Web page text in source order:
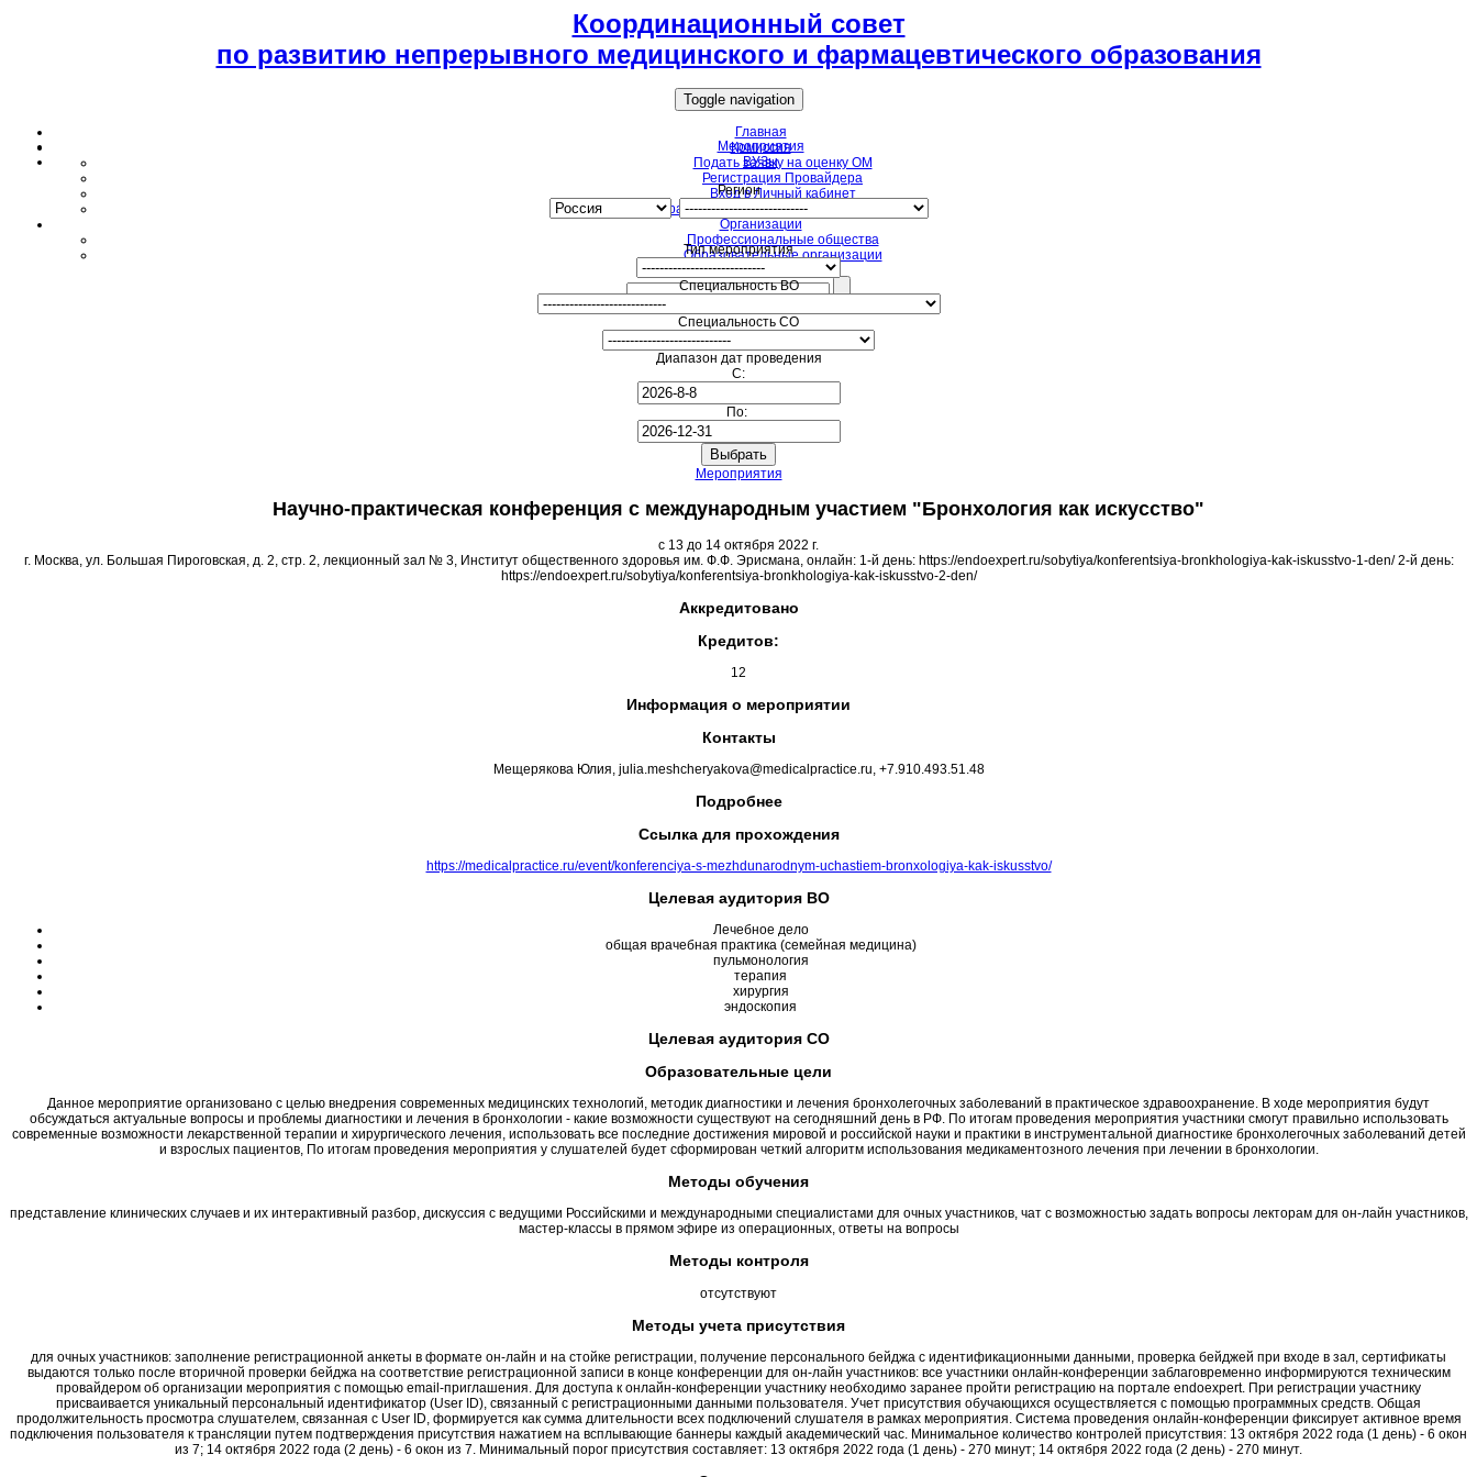
Координационный совет
по развитию непрерывного медицинского и фармацевтического образования
Toggle navigation
Главная
Комиссия
Подать заявку на оценку ОМ
Регистрация Провайдера
Вход в Личный кабинет
Образовательные мероприятия для НМО
Организации
Профессиональные общества
Образовательные организации
Мероприятия
ВУЗы
Регион
Тип мероприятия
Специальность ВО
Специальность СО
Диапазон дат проведения
С:
По:
Мероприятия
Научно-практическая конференция с международным участием "Бронхология как искусство"
c 13 до 14 октября 2022 г.
г. Москва, ул. Большая Пироговская, д. 2, стр. 2, лекционный зал № 3, Институт общественного здоровья им. Ф.Ф. Эрисмана, онлайн: 1-й день: https://endoexpert.ru/sobytiya/konferentsiya-bronkhologiya-kak-iskusstvo-1-den/ 2-й день:
https://endoexpert.ru/sobytiya/konferentsiya-bronkhologiya-kak-iskusstvo-2-den/
Аккредитовано
Кредитов:
12
Информация о мероприятии
Контакты
Мещерякова Юлия, julia.meshcheryakova@medicalpractice.ru, +7.910.493.51.48
Подробнее
Ссылка для прохождения
https://medicalpractice.ru/event/konferenciya-s-mezhdunarodnym-uchastiem-bronxologiya-kak-iskusstvo/
Целевая аудитория ВО
Лечебное дело
общая врачебная практика (семейная медицина)
пульмонология
терапия
хирургия
эндоскопия
Целевая аудитория СО
Образовательные цели
Данное мероприятие организовано с целью внедрения современных медицинских технологий, методик диагностики и лечения бронхолегочных заболеваний в практическое здравоохранение. В ходе мероприятия будут
обсуждаться актуальные вопросы и проблемы диагностики и лечения в бронхологии - какие возможности существуют на сегодняшний день в РФ. По итогам проведения мероприятия участники смогут правильно использовать
современные возможности лекарственной терапии и хирургического лечения, использовать все последние достижения мировой и российской науки и практики в инструментальной диагностике бронхолегочных заболеваний детей
и взрослых пациентов, По итогам проведения мероприятия у слушателей будет сформирован четкий алгоритм использования медикаментозного лечения при лечении в бронхологии.
Методы обучения
представление клинических случаев и их интерактивный разбор, дискуссия с ведущими Российскими и международными специалистами для очных участников, чат с возможностью задать вопросы лекторам для он-лайн участников,
мастер-классы в прямом эфире из операционных, ответы на вопросы
Методы контроля
отсутствуют
Методы учета присутствия
для очных участников: заполнение регистрационной анкеты в формате он-лайн и на стойке регистрации, получение персонального бейджа с идентификационными данными, проверка бейджей при входе в зал, сертификаты
выдаются только после вторичной проверки бейджа на соответствие регистрационной записи в конце конференции для он-лайн участников: все участники онлайн-конференции заблаговременно информируются техническим
провайдером об организации мероприятия с помощью email-приглашения. Для доступа к онлайн-конференции участнику необходимо заранее пройти регистрацию на портале endoexpert. При регистрации участнику
присваивается уникальный персональный идентификатор (User ID), связанный с регистрационными данными пользователя. Учет присутствия обучающихся осуществляется с помощью программных средств. Общая
продолжительность просмотра слушателем, связанная с User ID, формируется как сумма длительности всех подключений слушателя в рамках мероприятия. Система проведения онлайн-конференции фиксирует активное время
подключения пользователя к трансляции путем подтверждения присутствия нажатием на всплывающие баннеры каждый академический час. Минимальное количество контролей присутствия: 13 октября 2022 года (1 день) - 6 окон
из 7; 14 октября 2022 года (2 день) - 6 окон из 7. Минимальный порог присутствия составляет: 13 октября 2022 года (1 день) - 270 минут; 14 октября 2022 года (2 день) - 270 минут.